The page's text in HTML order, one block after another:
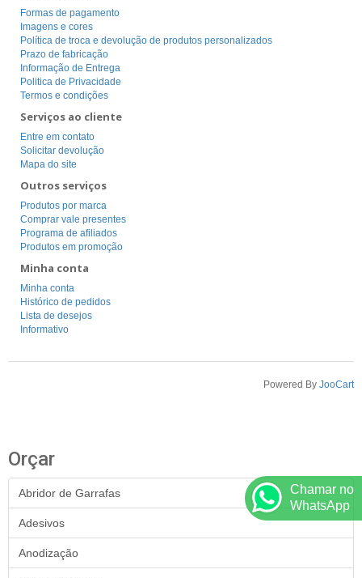
Formas de pagamento
Imagens e cores
Política de troca e devolução de produtos personalizados
Prazo de fabricação
Informação de Entrega
Politica de Privacidade
Termos e condições
Serviços ao cliente
Entre em contato
Solicitar devolução
Mapa do site
Outros serviços
Produtos por marca
Comprar vale presentes
Programa de afiliados
Produtos em promoção
Minha conta
Minha conta
Histórico de pedidos
Lista de desejos
Informativo
Powered By JooCart
Orçar
Abridor de Garrafas
Adesivos
Anodização
Chamar no
WhatsApp